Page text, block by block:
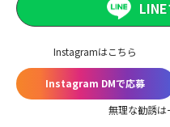
Instagramはこちら
Instagram DMで応募
無理な勧誘は